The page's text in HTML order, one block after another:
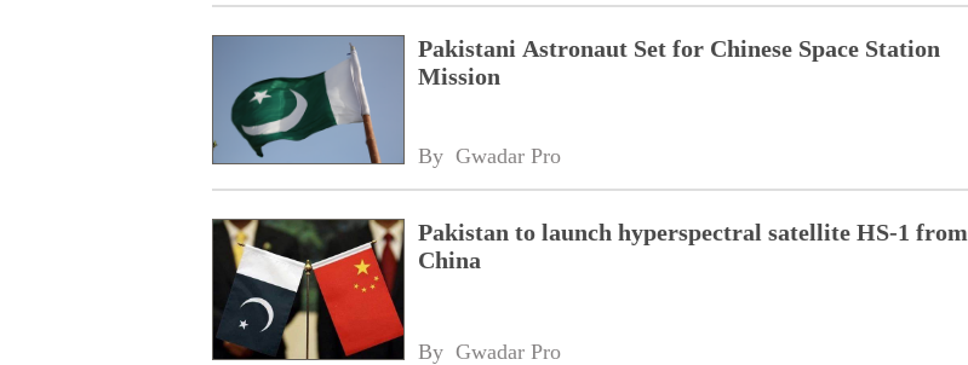
Pakistani Astronaut Set for Chinese Space Station
Mission
By Gwadar Pro
Pakistan to launch hyperspectral satellite HS-1 from
China
By Gwadar Pro